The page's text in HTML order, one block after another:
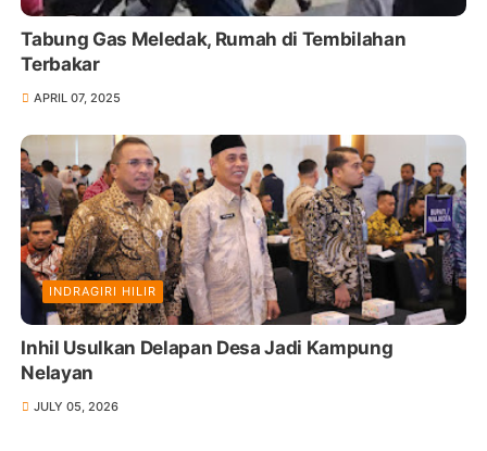
Tabung Gas Meledak, Rumah di Tembilahan
Terbakar
APRIL 07, 2025
INDRAGIRI HILIR
Inhil Usulkan Delapan Desa Jadi Kampung
Nelayan
JULY 05, 2026